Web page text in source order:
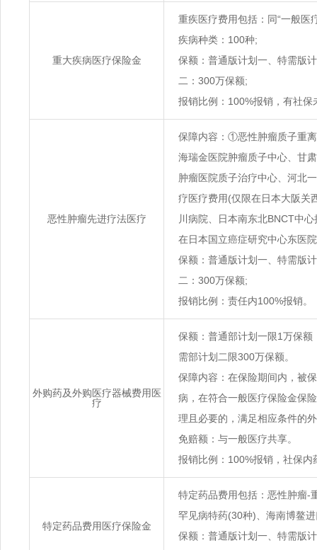
重大疾病医疗保险金
重疾医疗费用包括：同“一般医
疾病种类：100种;
保额：普通版计划一、特需版
二：300万保额;
报销比例：100%报销，有社保
恶性肿瘤先进疗法医疗
保障内容：①恶性肿瘤质子重
海瑞金医院肿瘤质子中心、甘
肿瘤医院质子治疗中心、河北
疗医疗费用(仅限在日本大阪关
川病院、日本南东北BNCT中
在日本国立癌症研究中心东医
保额：普通版计划一、特需版
二：300万保额;
报销比例：责任内100%报销。
外购药及外购医疗器械费用医
疗
保额：普通部计划一限1万保
需部计划二限300万保额。
保障内容：在保险期间内，被
病，在符合一般医疗保险金保
理且必要的，满足相应条件的
免赔额：与一般医疗共享。
报销比例：100%报销，社保
特定药品费用医疗保险金
特定药品费用包括：恶性肿瘤-
罕见病特药(30种)、海南博鳌
保额：普通版计划一、特需版